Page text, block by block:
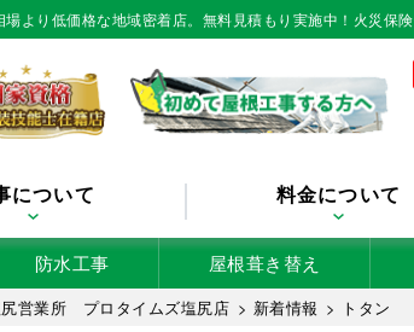
より低価格な地域密着店。無料見積もり実施中！火災
について 料金について
防水工事 屋根葺き替え
営業所 プロタイムズ塩尻店 > 新着情報 > トタン